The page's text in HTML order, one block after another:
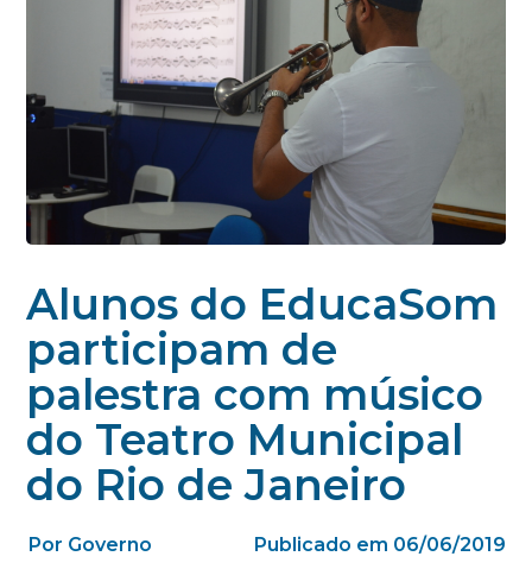
Alunos do EducaSom
participam de
palestra com músico
do Teatro Municipal
do Rio de Janeiro
Por Governo Publicado em 06/06/2019